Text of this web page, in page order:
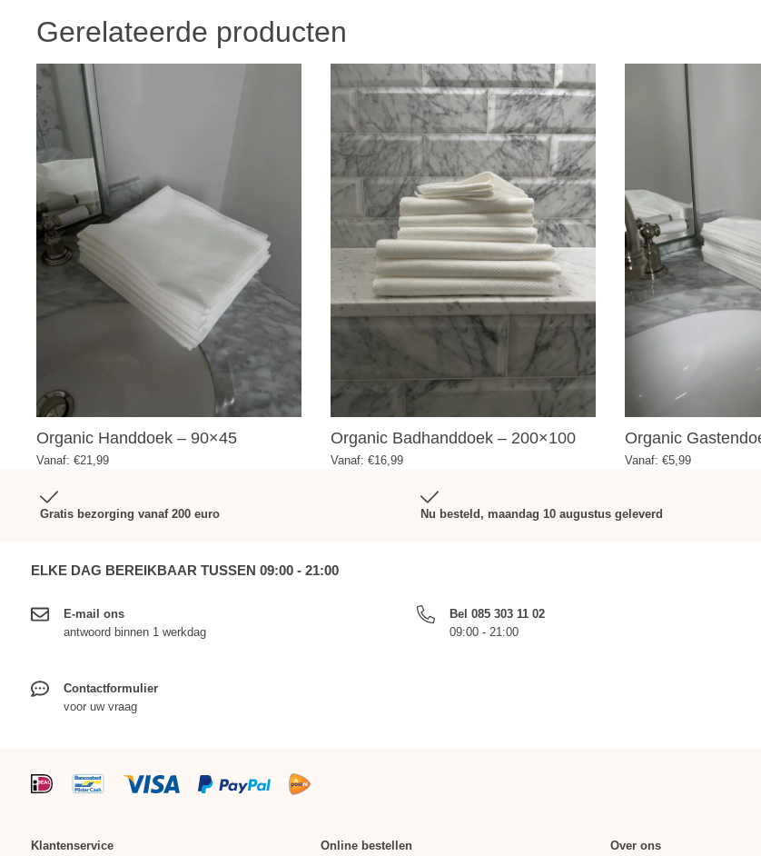
Gerelateerde producten
Organic Handdoek – 90×45
Vanaf: €21,99
Organic Badhanddoek – 200×100
Vanaf: €16,99
Organic
Vanaf: €5,99
Gratis bezorging vanaf 200 euro Nu besteld, maandag 10 augustus geleverd
ELKE DAG BEREIKBAAR TUSSEN 09:00 - 21:00
E-mail ons
antwoord binnen 1 werkdag
Bel 085 303 11 02
09:00 - 21:00
Contactformulier
voor uw vraag
Klantenservice Online bestellen Over ons